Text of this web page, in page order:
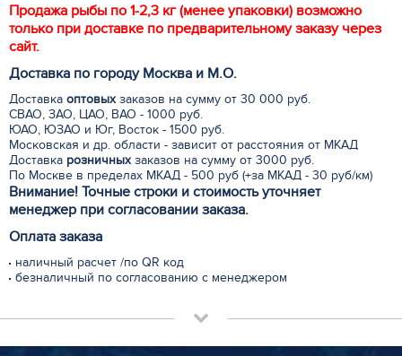
Продажа рыбы по 1-2,3 кг (менее упаковки) возможно
только при доставке по предварительному заказу через
сайт.
Доставка по городу Москва и М.О.
Доставка оптовыхзаказов на сумму от 30 000 руб.
СВАО, ЗАО, ЦАО, ВАО - 1000 руб.
ЮАО, ЮЗАО и Юг, Восток - 1500 руб.
Московская и др. области - зависит от расстояния от МКАД
Доставка розничныхзаказов на сумму от 3000 руб.
По Москве в пределах МКАД - 500 руб (+за МКАД - 30 руб/км)
Внимание! Точные строки и стоимость уточняет
менеджер при согласовании заказа.
Оплата заказа
наличный расчет /по QR код
безналичный по согласованию с менеджером